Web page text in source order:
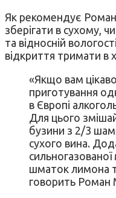
Як рекомендує
зберігати в сухому,
та відносній
відкриття тримати в
«Якщо вам
приготування
в Європі
Для цього
бузини з 2/3
сухого вина.
сильногазованої
шматок лимона
говорить Роман